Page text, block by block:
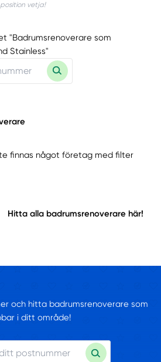
vetja!
"Badrumsrenoverare som
Stainless"
finnas något företag med filter
Hitta alla badrumsrenoverare här!
och hitta badrumsrenoverare som
i ditt område!